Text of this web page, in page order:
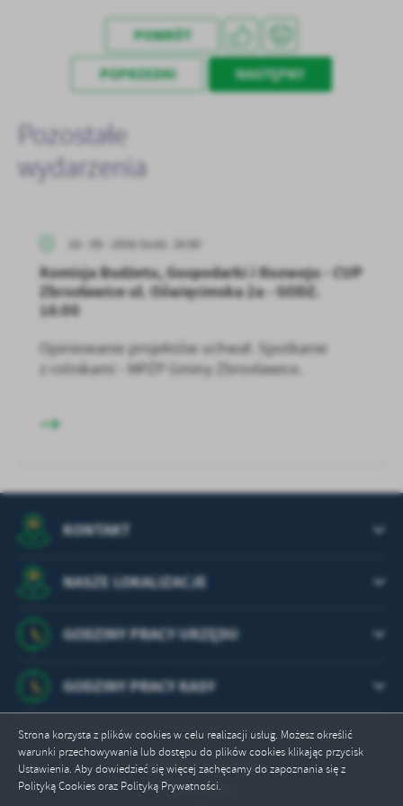
Strona korzysta z plików cookies w celu realizacji usług. Możesz określić
warunki przechowywania lub dostępu do plików cookies klikając przycisk
Ustawienia. Aby dowiedzieć się więcej zachęcamy do zapoznania się z
Polityką Cookies oraz Polityką Prywatności.
POWRÓT
POPRZEDNI NASTĘPNY
Pozostałe
wydarzenia
24 - 08 - 2026 Godz. 16:00
Komisja Budżetu, Gospodarki i Rozwoju - CUP
Zbrosławice ul. Oświęcimska 2a - GODZ.
16:00
Opiniowanie projektów uchwał. Spotkanie
z rolnikami - MPZP Gminy Zbrosławice.
KONTAKT
NASZE LOKALIZACJE
GODZINY PRACY URZĘDU
GODZINY PRACY KASY
Odwiedzin: 628472
Online: 10